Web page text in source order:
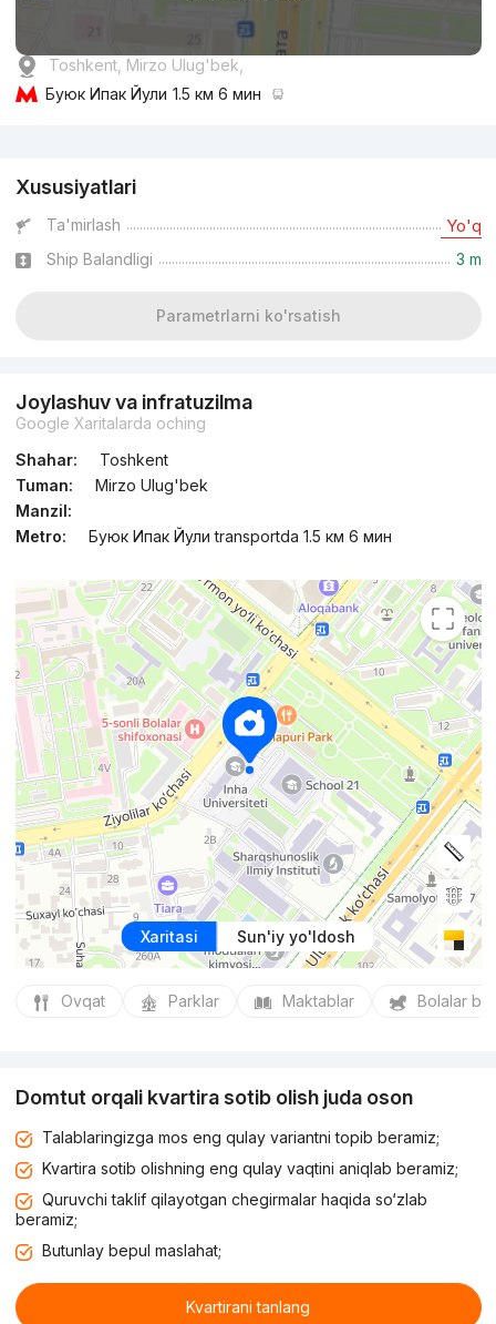
Toshkent, Mirzo Ulug'bek,
Буюк Ипак Йули 1.5 км 6 мин
Xususiyatlari
Ta'mirlash Yo'q
Ship Balandligi 3 m
Parametrlarni ko'rsatish
Joylashuv va infratuzilma
Google Xaritalarda oching
Shahar:
Toshkent
Tuman:
Mirzo Ulug'bek
Manzil:
Metro:
Буюк Ипак Йули transportda 1.5 км 6 мин
Xaritasi Sun'iy yo'ldosh
Ovqat Parklar Maktablar Bolalar
Domtut orqali kvartira sotib olish juda oson
Talablaringizga mos eng qulay variantni topib beramiz;
Kvartira sotib olishning eng qulay vaqtini aniqlab beramiz;
Quruvchi taklif qilayotgan chegirmalar haqida so‘zlab
beramiz;
Butunlay bepul maslahat;
Kvartirani tanlang